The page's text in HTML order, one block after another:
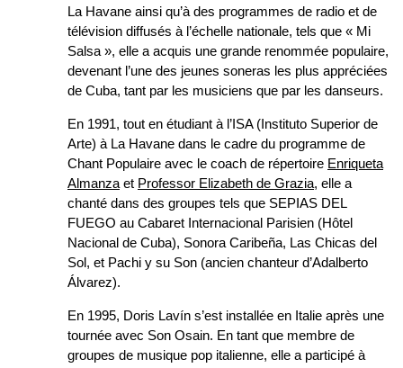
La Havane ainsi qu’à des programmes de radio et de
télévision diffusés à l’échelle nationale, tels que « Mi
Salsa », elle a acquis une grande renommée populaire,
devenant l’une des jeunes soneras les plus appréciées
de Cuba, tant par les musiciens que par les danseurs.
En 1991, tout en étudiant à l’ISA (Instituto Superior de
Arte) à La Havane dans le cadre du programme de
Chant Populaire avec le coach de répertoire Enriqueta
Almanza et Professor Elizabeth de Grazia, elle a
chanté dans des groupes tels que SEPIAS DEL
FUEGO au Cabaret Internacional Parisien (Hôtel
Nacional de Cuba), Sonora Caribeña, Las Chicas del
Sol, et Pachi y su Son (ancien chanteur d’Adalberto
Álvarez).
En 1995, Doris Lavín s’est installée en Italie après une
tournée avec Son Osain. En tant que membre de
groupes de musique pop italienne, elle a participé à